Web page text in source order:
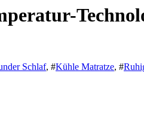
Schlaf, #Kühle Matratze, #